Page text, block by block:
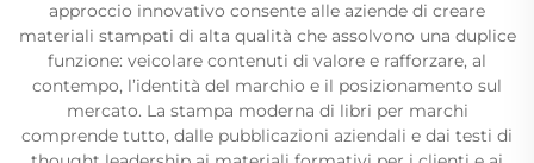
approccio innovativo consente alle aziende di creare
materiali stampati di alta qualità che assolvono una duplice
funzione: veicolare contenuti di valore e rafforzare, al
contempo, l’identità del marchio e il posizionamento sul
mercato. La stampa moderna di libri per marchi
comprende tutto, dalle pubblicazioni aziendali e dai testi di